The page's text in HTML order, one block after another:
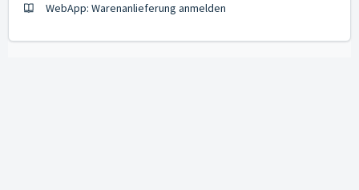
WebApp: Warenanlieferung anmelden